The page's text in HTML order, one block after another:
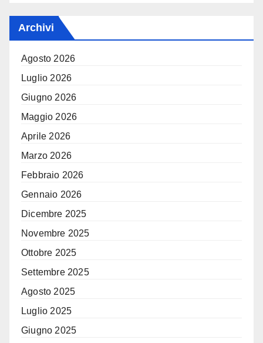
Archivi
Agosto 2026
Luglio 2026
Giugno 2026
Maggio 2026
Aprile 2026
Marzo 2026
Febbraio 2026
Gennaio 2026
Dicembre 2025
Novembre 2025
Ottobre 2025
Settembre 2025
Agosto 2025
Luglio 2025
Giugno 2025